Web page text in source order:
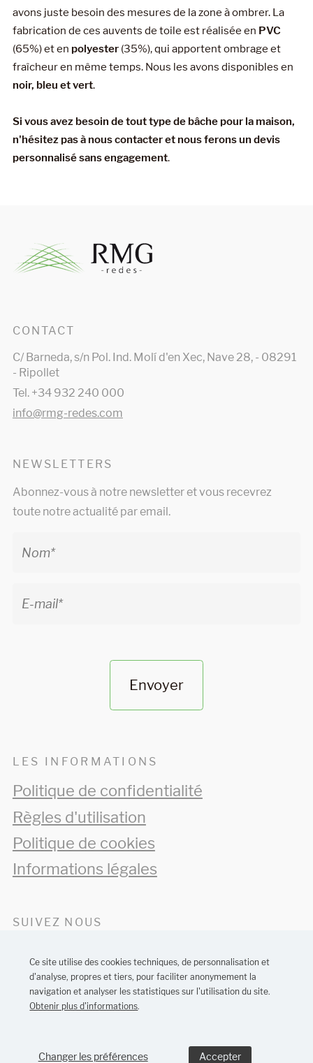
Ce site utilise des cookies techniques, de personnalisation et
d'analyse, propres et tiers, pour faciliter anonymement la
navigation et analyser les statistiques sur l'utilisation du site.
Obtenir plus d'informations.
Changer les préférences
avons juste besoin des mesures de la zone à ombrer. La
fabrication de ces auvents de toile est réalisée en PVC
(65%) et en polyester(35%), qui apportent ombrage et
fraîcheur en même temps. Nous les avons disponibles en
noir, bleu et vert.
Si vous avez besoin de tout type de bâche pour la maison,
n'hésitez pas à nous contacter et nous ferons un devis
personnalisé sans engagement.
CONTACT
C/ Barneda, s/n Pol. Ind. Molí d'en Xec, Nave 28, - 08291
- Ripollet
Tel. +34 932 240 000
info@rmg-redes.com
NEWSLETTERS
Abonnez-vous à notre newsletter et vous recevrez
toute notre actualité par email.
Envoyer
LES INFORMATIONS
Politique de confidentialité
Règles d'utilisation
Politique de cookies
Informations légales
SUIVEZ NOUS
Conception de sites web de Barcelone: MONTAWEB